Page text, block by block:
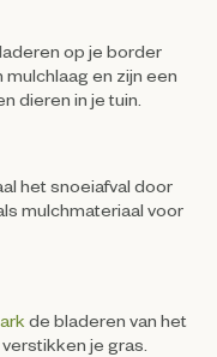
op je border
en zijn een
dieren in je tuin.
het snoeiafval door
mulchmateriaal voor
de bladeren van het
je gras.